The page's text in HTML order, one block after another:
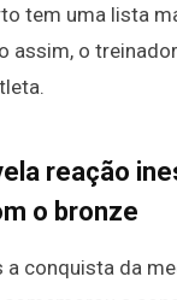
tem uma lista
assim, o
reação
o bronze
a conquista da